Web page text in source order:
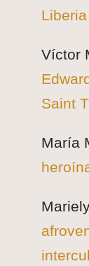
Liberia
Víctor
Saint
María